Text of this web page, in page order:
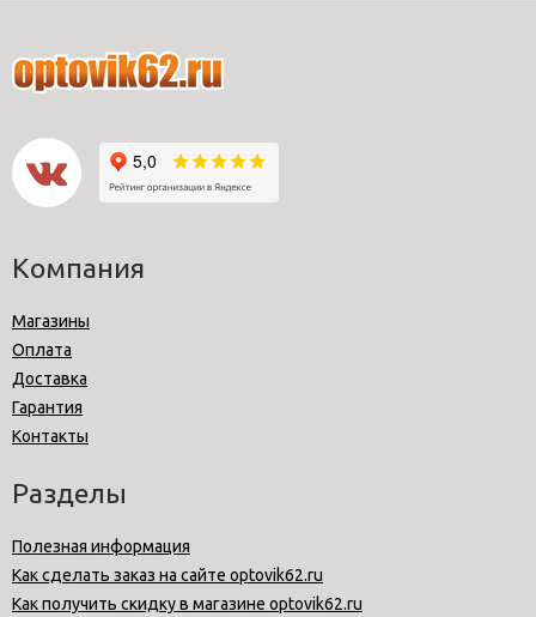
Компания
Магазины
Оплата
Доставка
Гарантия
Контакты
Разделы
Полезная информация
Как сделать заказ на сайте optovik62.ru
Как получить скидку в магазине optovik62.ru